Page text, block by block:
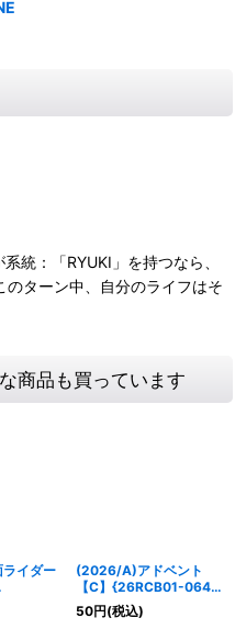
統：「RYUKI」を持つなら、
ターン中、自分のライフはそ
商品も買っています
イダー
《白》
(2026/A)アドベント
【C】{26RCB01-064}
《白》
50円(税込)